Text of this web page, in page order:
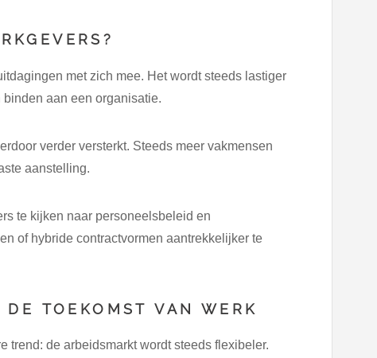
met zich mee. Het wordt steeds lastiger
aan een organisatie.
verder versterkt. Steeds meer vakmensen
aanstelling.
te kijken naar personeelsbeleid en
of hybride contractvormen aantrekkelijker te
TOEKOMST VAN WERK
trend: de arbeidsmarkt wordt steeds flexibeler.